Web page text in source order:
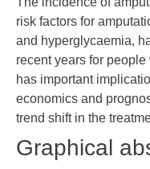
risk factors for
and hyperglycaemia,
recent years for
has important
economics and
trend shift in the
Graphical